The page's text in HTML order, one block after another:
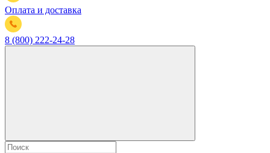
Оплата и доставка
8 (800) 222-24-28